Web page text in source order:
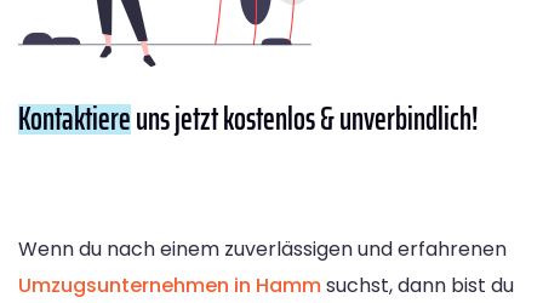
Kontaktiereuns jetzt kostenlos & unverbindlich!
Wenn du nach einem zuverlässigen und erfahrenen
Umzugsunternehmen in Hammsuchst, dann bist du